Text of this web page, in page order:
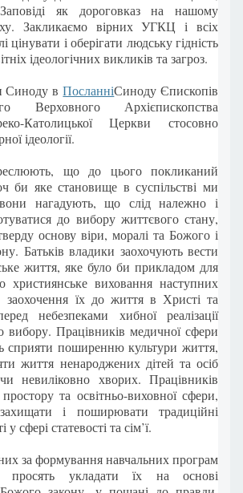
як дороговказ на нашому
Закликаємо вірних УГКЦ і всіх
цінувати і оберігати людську гідність
ідеологічних викликів та загроз.
Синоду вПосланніСиноду Єпископів
Верховного Архієпископства
Католицької Церкви стосовно
ідеології.
що до цього покликаний
би яке становище в суспільстві ми
нагадують, що слід належно і
до вибору життєвого стану,
основу віри, моралі та Божого і
Батьків владики заохочують вести
життя, яке було би прикладом для
християнське виховання наступних
їх до життя в Христі та
небезпеками хибної реалізації
вибору. Працівників медичної сфери
сприяти поширенню культури життя,
життя ненароджених дітей та осіб
невиліковно хворих. Працівників
та освітньо-виховної сфери,
і поширювати традиційні
у сфері статевості та сім’ї.
за формування навчальних програм
укладати їх на основі